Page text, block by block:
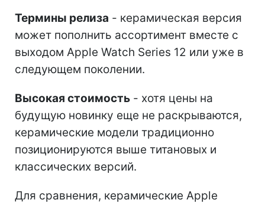
Термины релиза - керамическая версия
может пополнить ассортимент вместе с
выходом Apple Watch Series 12 или уже в
следующем поколении.
Высокая стоимость - хотя цены на
будущую новинку еще не раскрываются,
керамические модели традиционно
позиционируются выше титановых и
классических версий.
Для сравнения, керамические Apple